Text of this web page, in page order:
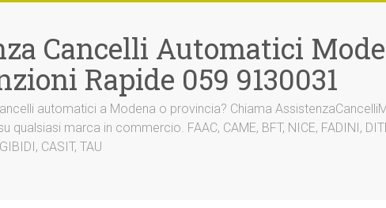
Cancelli Automatici
Rapide 059 9130031
automatici a Modena o provincia? Chiama
qualsiasi marca in commercio. FAAC, CAME, BFT, NICE, FADINI,
CASIT, TAU